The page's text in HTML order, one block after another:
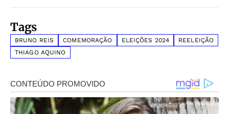
Tags
BRUNO REIS COMEMORAÇÃO ELEIÇÕES 2024
REELEIÇÃO
THIAGO AQUINO